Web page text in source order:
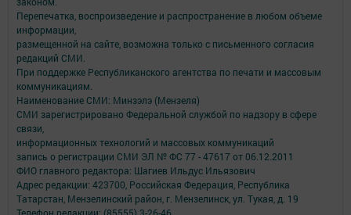
Перепечатка, воспроизведение и распространение в любом объеме
информации,
размещенной на сайте, возможна только с письменного согласия
редакций СМИ.
При поддержке Республиканского агентства по печати и массовым
коммуникациям.
Наименование СМИ: Минзэлэ (Мензеля)
СМИ зарегистрировано Федеральной службой по надзору в сфере
связи,
информационных технологий и массовых коммуникаций
запись о регистрации СМИ ЭЛ № ФС 77 - 47617 от 06.12.2011
ФИО главного редактора: Шагиев Ильдус Ильязович
Адрес редакции: 423700, Российская Федерация, Республика
Татарстан, Мензелинский район, г. Мензелинск, ул. Тукая, д. 19